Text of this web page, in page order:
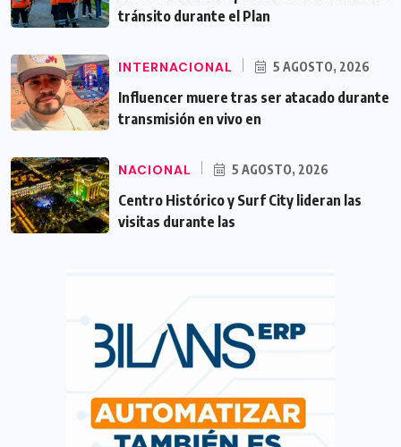
tránsito durante el Plan
INTERNACIONAL 5 AGOSTO, 2026
Influencer muere tras ser atacado durante
transmisión en vivo en
NACIONAL 5 AGOSTO, 2026
Centro Histórico y Surf City lideran las
visitas durante las